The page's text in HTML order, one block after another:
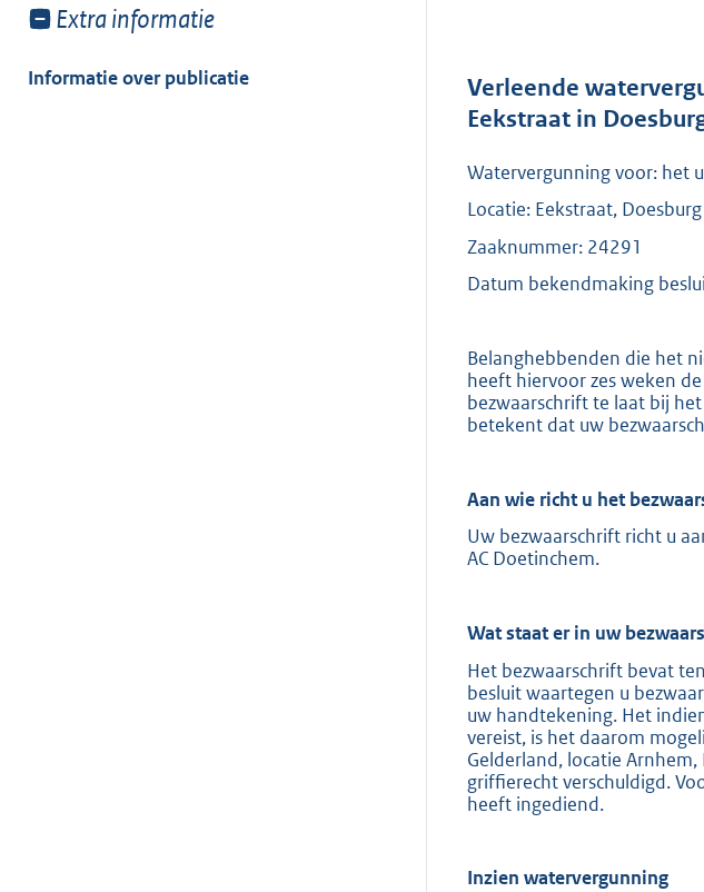
Toon
van:
Extra informatie
Informatie over publicatie
Verleende
Eekstraat in
Watervergunning voor: het
Locatie: Eekstraat, Doesburg
Zaaknummer: 24291
Datum bekendmaking
Belanghebbenden die het
heeft hiervoor zes weken
bezwaarschrift te laat bij
betekent dat uw
Aan wie richt u het
Uw bezwaarschrift richt u
AC Doetinchem.
Wat staat er in uw
Het bezwaarschrift bevat
besluit waartegen u
uw handtekening. Het
vereist, is het daarom
Gelderland, locatie
griffierecht verschuldigd.
heeft ingediend.
Inzien watervergunning